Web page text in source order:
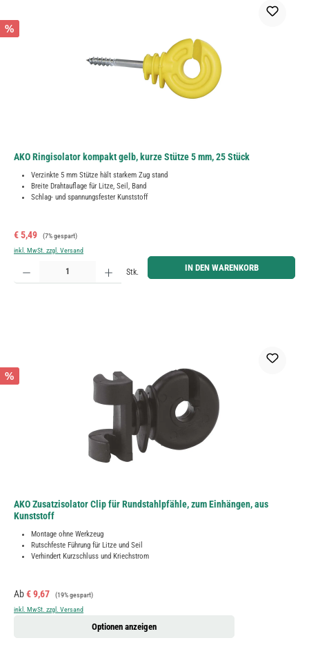
%
AKO Ringisolator kompakt gelb, kurze Stütze 5 mm, 25 Stück
Verzinkte 5 mm Stütze hält starkem Zug stand
Breite Drahtauflage für Litze, Seil, Band
Schlag- und spannungsfester Kunststoff
Verkaufspreis:
€ 5,49 Regulärer Preis:
(7% gespart)
inkl. MwSt. zzgl. Versand
Produkt Anzahl: Gib den gewünschten Wert ein oder benutze die Schaltflächen um die Anzahl zu
Stk. IN DEN WARENKORB
%
AKO Zusatzisolator Clip für Rundstahlpfähle, zum Einhängen, aus
Kunststoff
Montage ohne Werkzeug
Rutschfeste Führung für Litze und Seil
Verhindert Kurzschluss und Kriechstrom
Verkaufspreis:
Ab€ 9,67 Regulärer Preis:
(19% gespart)
inkl. MwSt. zzgl. Versand
Optionen anzeigen